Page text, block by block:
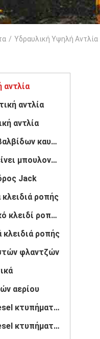
/ Υδραυλική Υψηλή Αντλία
αντλία
αντλία
αντλία
Συσκευή δοκιμής βαλβίδων καυσίμων
Υδραυλικό να εντείνει μπουλονιών
Jack
κλειδιά ροπής
Πνευματικό γαλλικό κλειδί ροπής
κλειδιά ροπής
φλαντζών
αερίου
2 μέρη μηχανών diesel κτυπήματος
4 μέρη μηχανών diesel κτυπήματος